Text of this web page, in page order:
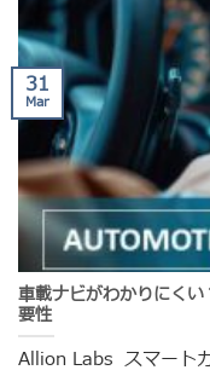
車載ナビがわかりにく
要性
Allion Labs スマート
31
Mar